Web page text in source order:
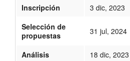
Inscripción
3 dic, 2023
Selección de
propuestas
31 jul, 2024
Análisis 18 dic, 2023